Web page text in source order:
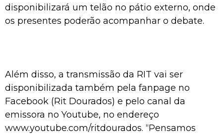
disponibilizará um telão no pátio externo, onde
os presentes poderão acompanhar o debate.
Além disso, a transmissão da RIT vai ser
disponibilizada também pela fanpage no
Facebook (Rit Dourados) e pelo canal da
emissora no Youtube, no endereço
www.youtube.com/ritdourados. “Pensamos